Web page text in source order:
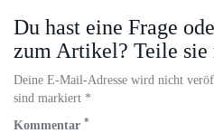
Du hast eine Frage
zum Artikel? Teile sie
Deine E-Mail-Adresse wird nicht
sind markiert *
Kommentar *